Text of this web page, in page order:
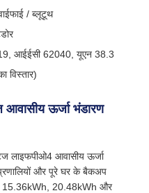
/ ब्लूटूथ
आईईसी 62040, यूएन 38.3
विस्तार)
ऊर्जा भंडारण
लाइफपीओ4 आवासीय ऊर्जा
और पूरे घर के बैकअप
15.36kWh, 20.48kWh और